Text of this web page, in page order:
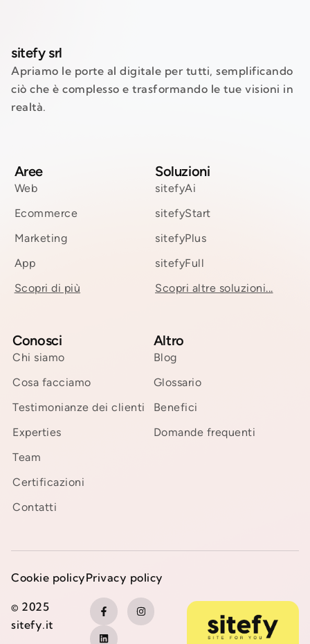
sitefy srl
Apriamo le porte al digitale per tutti, semplificando
ciò che è complesso e trasformando le tue visioni in
realtà.
Aree
Web
Ecommerce
Marketing
App
Scopri di più
Soluzioni
sitefyAi
sitefyStart
sitefyPlus
sitefyFull
Scopri altre soluzioni...
Conosci
Chi siamo
Cosa facciamo
Testimonianze dei clienti
Experties
Team
Certificazioni
Contatti
Altro
Blog
Glossario
Benefici
Domande frequenti
© 2025
sitefy.it
Cookie policyPrivacy policy